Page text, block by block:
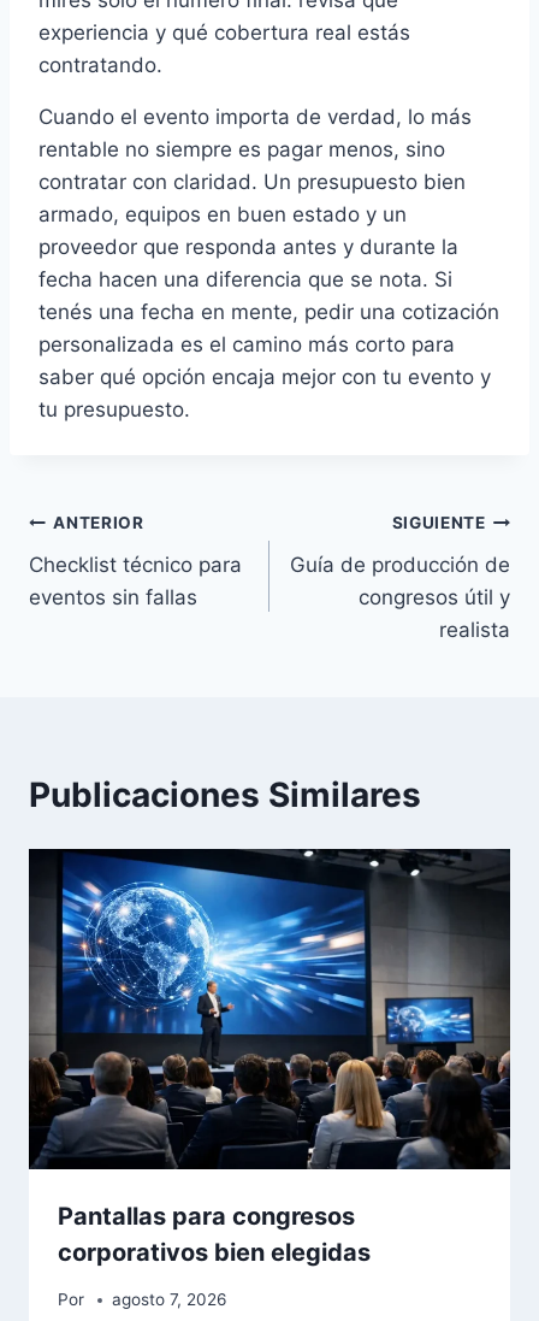
experiencia y qué cobertura real estás
contratando.
Cuando el evento importa de verdad, lo más
rentable no siempre es pagar menos, sino
contratar con claridad. Un presupuesto bien
armado, equipos en buen estado y un
proveedor que responda antes y durante la
fecha hacen una diferencia que se nota. Si
tenés una fecha en mente, pedir una cotización
personalizada es el camino más corto para
saber qué opción encaja mejor con tu evento y
tu presupuesto.
Navegación
de
ANTERIOR
Checklist técnico para
eventos sin fallas
SIGUIENTE
Guía de producción de
congresos útil y
realista
Publicaciones Similares
Pantallas para congresos
corporativos bien elegidas
Por agosto 7, 2026